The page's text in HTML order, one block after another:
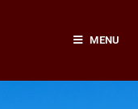
MENU